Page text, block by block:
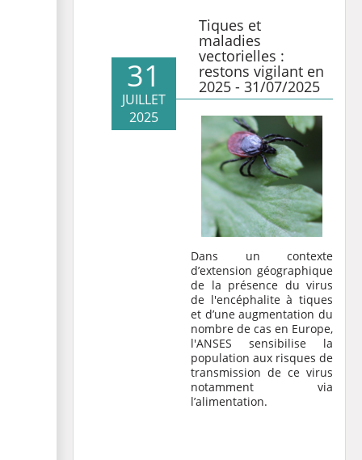
Tiques et
maladies
vectorielles :
restons vigilant en
2025 - 31/07/2025
31
JUILLET
2025
Dans un contexte
d’extension géographique
de la présence du virus
de l'encéphalite à tiques
et d’une augmentation du
nombre de cas en Europe,
l'ANSES sensibilise la
population aux risques de
transmission de ce virus
notamment via
l’alimentation.